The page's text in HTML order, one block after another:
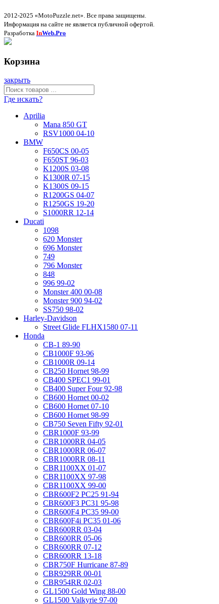
2012-2025 «MotoPuzzle.net». Все права защищены.
Информация на сайте не является публичной офертой.
Разработка InWeb.Pro
Корзина
закрыть
Где искать?
Aprilia
Mana 850 GT
RSV1000 04-10
BMW
F650CS 00-05
F650ST 96-03
K1200S 03-08
K1300R 07-15
K1300S 09-15
R1200GS 04-07
R1250GS 19-20
S1000RR 12-14
Ducati
1098
620 Monster
696 Monster
749
796 Monster
848
996 99-02
Monster 400 00-08
Monster 900 94-02
SS750 98-02
Harley-Davidson
Street Glide FLHX1580 07-11
Honda
CB-1 89-90
CB1000F 93-96
CB1000R 09-14
CB250 Hornet 98-99
CB400 SPEC1 99-01
CB400 Super Four 92-98
CB600 Hornet 00-02
CB600 Hornet 07-10
CB600 Hornet 98-99
CB750 Seven Fifty 92-01
CBR1000F 93-99
CBR1000RR 04-05
CBR1000RR 06-07
CBR1000RR 08-11
CBR1100XX 01-07
CBR1100XX 97-98
CBR1100XX 99-00
CBR600F2 PC25 91-94
CBR600F3 PC31 95-98
CBR600F4 PC35 99-00
CBR600F4i PC35 01-06
CBR600RR 03-04
CBR600RR 05-06
CBR600RR 07-12
CBR600RR 13-18
CBR750F Hurricane 87-89
CBR929RR 00-01
CBR954RR 02-03
GL1500 Gold Wing 88-00
GL1500 Valkyrie 97-00